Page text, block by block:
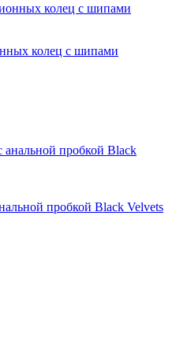
колец с шипами
пробкой Black Velvets